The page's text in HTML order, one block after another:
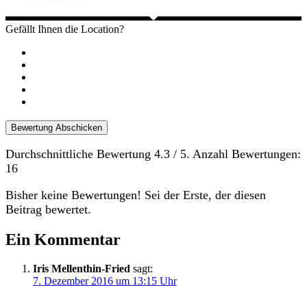
Gefällt Ihnen die Location?
Bewertung Abschicken
Durchschnittliche Bewertung 4.3 / 5. Anzahl Bewertungen:
16
Bisher keine Bewertungen! Sei der Erste, der diesen
Beitrag bewertet.
Ein Kommentar
Iris Mellenthin-Fried sagt:
7. Dezember 2016 um 13:15 Uhr